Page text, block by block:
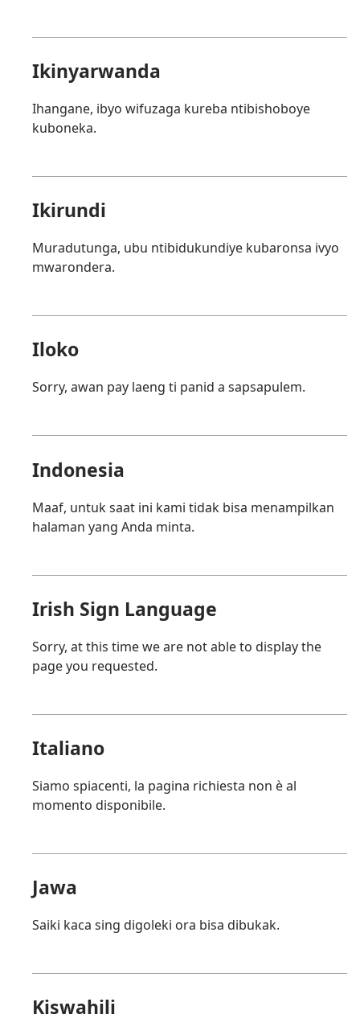
Ikinyarwanda
Ihangane, ibyo wifuzaga kureba ntibishoboye
kuboneka.
Ikirundi
Muradutunga, ubu ntibidukundiye kubaronsa ivyo
mwarondera.
Iloko
Sorry, awan pay laeng ti panid a sapsapulem.
Indonesia
Maaf, untuk saat ini kami tidak bisa menampilkan
halaman yang Anda minta.
Irish Sign Language
Sorry, at this time we are not able to display the
page you requested.
Italiano
Siamo spiacenti, la pagina richiesta non è al
momento disponibile.
Jawa
Saiki kaca sing digoleki ora bisa dibukak.
Kiswahili